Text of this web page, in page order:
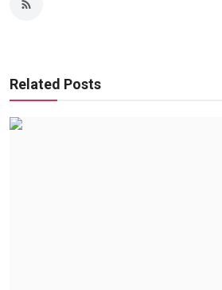
Related Posts